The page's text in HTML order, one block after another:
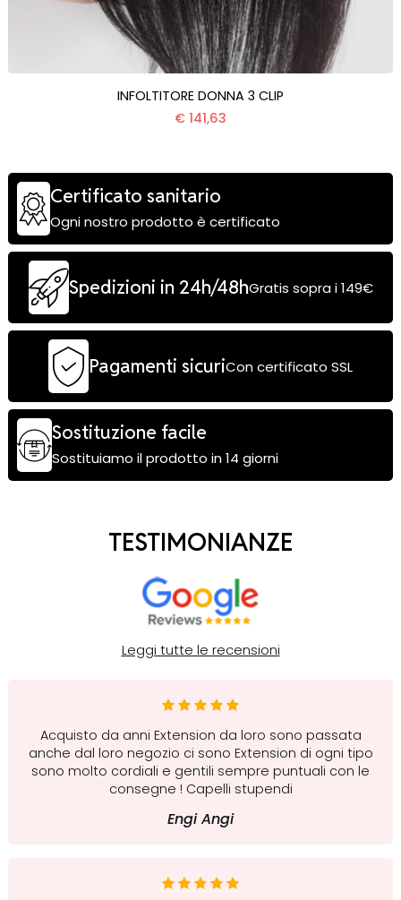
INFOLTITORE DONNA 3 CLIP
€ 141,63
Certificato sanitario
Ogni nostro prodotto è certificato
Spedizioni in 24h/48hGratis sopra i 149€
Pagamenti sicuriCon certificato SSL
Sostituzione facile
Sostituiamo il prodotto in 14 giorni
TESTIMONIANZE
Leggi tutte le recensioni
Acquisto da anni Extension da loro sono passata
anche dal loro negozio ci sono Extension di ogni tipo
sono molto cordiali e gentili sempre puntuali con le
consegne ! Capelli stupendi
Engi Angi